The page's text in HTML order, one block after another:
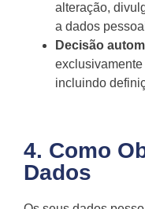
alteração,
a dados
Decisão
incluindo
4. Como
Dados